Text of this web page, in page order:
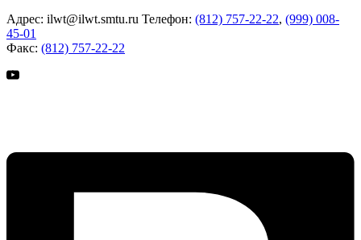
Адрес: ilwt@ilwt.smtu.ru Телефон: (812) 757-22-22, (999) 008-
45-01
Факс: (812) 757-22-22